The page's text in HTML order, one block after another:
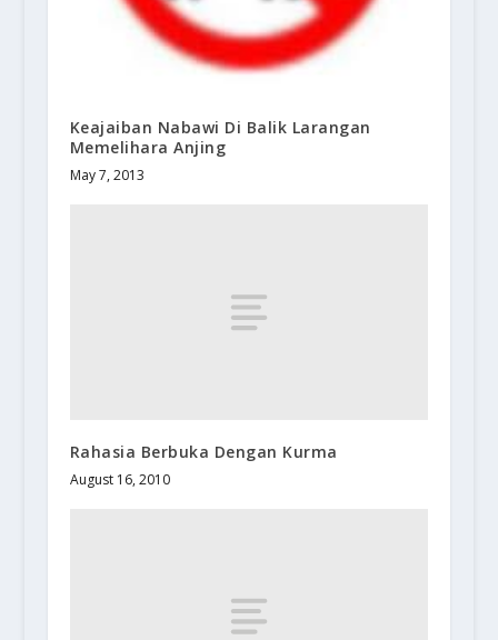
Keajaiban Nabawi Di Balik Larangan
Memelihara Anjing
May 7, 2013
Rahasia Berbuka Dengan Kurma
August 16, 2010